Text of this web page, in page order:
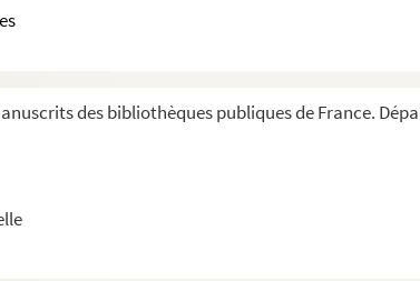
des bibliothèques publiques de France.
août 1622
1622
1622
1622